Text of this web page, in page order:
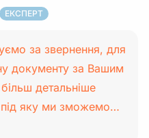
ЕКСПЕРТ
за звернення, для
документу за Вашим
детальніше
під яку ми зможемо…